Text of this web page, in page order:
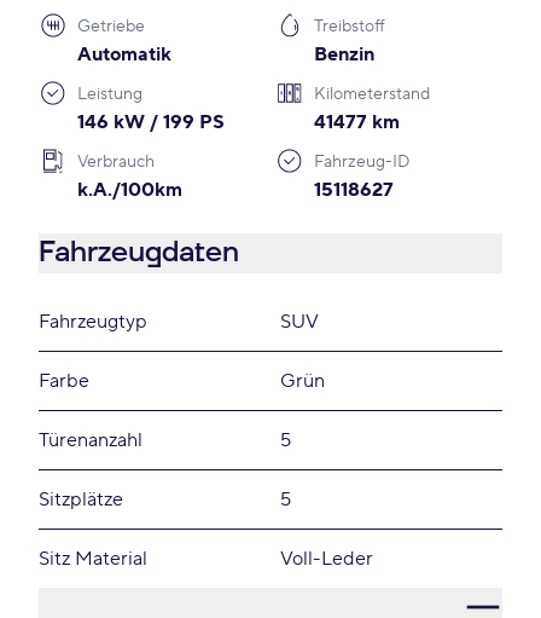
Getriebe
Automatik
Treibstoff
Benzin
Leistung
146 kW / 199 PS
Kilometerstand
41477 km
Verbrauch
k.A./100km
Fahrzeug-ID
15118627
Fahrzeugdaten
Fahrzeugtyp SUV
Farbe Grün
Türenanzahl 5
Sitzplätze 5
Sitz Material Voll-Leder